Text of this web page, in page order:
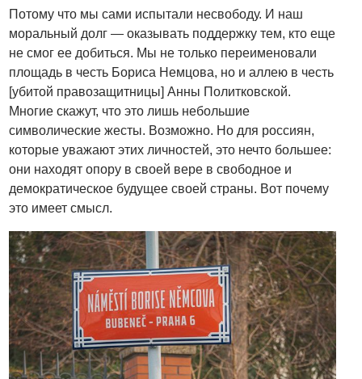
Потому что мы сами испытали несвободу. И наш
моральный долг — оказывать поддержку тем, кто еще
не смог ее добиться. Мы не только переименовали
площадь в честь Бориса Немцова, но и аллею в честь
[убитой правозащитницы] Анны Политковской.
Многие скажут, что это лишь небольшие
символические жесты. Возможно. Но для россиян,
которые уважают этих личностей, это нечто большее:
они находят опору в своей вере в свободное и
демократическое будущее своей страны. Вот почему
это имеет смысл.